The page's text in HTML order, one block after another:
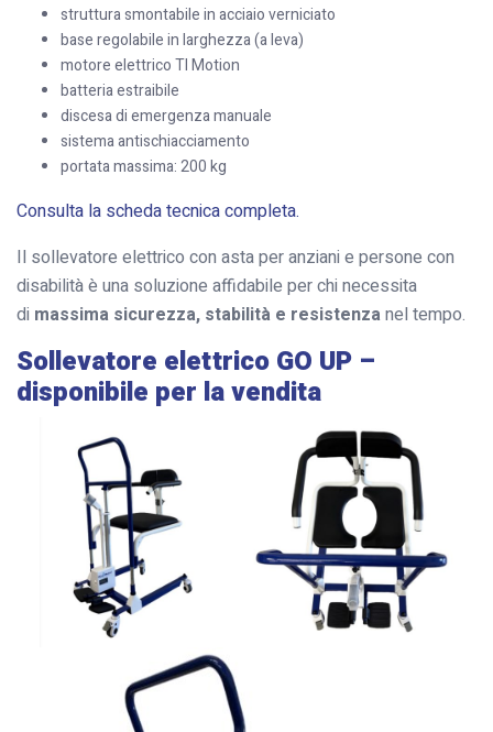
struttura smontabile in acciaio verniciato
base regolabile in larghezza (a leva)
motore elettrico TI Motion
batteria estraibile
discesa di emergenza manuale
sistema antischiacciamento
portata massima: 200 kg
Consulta la scheda tecnica completa.
Il sollevatore elettrico con asta per anziani e persone con
disabilità è una soluzione affidabile per chi necessita
di massima sicurezza, stabilità e resistenzanel tempo.
Sollevatore elettrico GO UP –
disponibile per la vendita